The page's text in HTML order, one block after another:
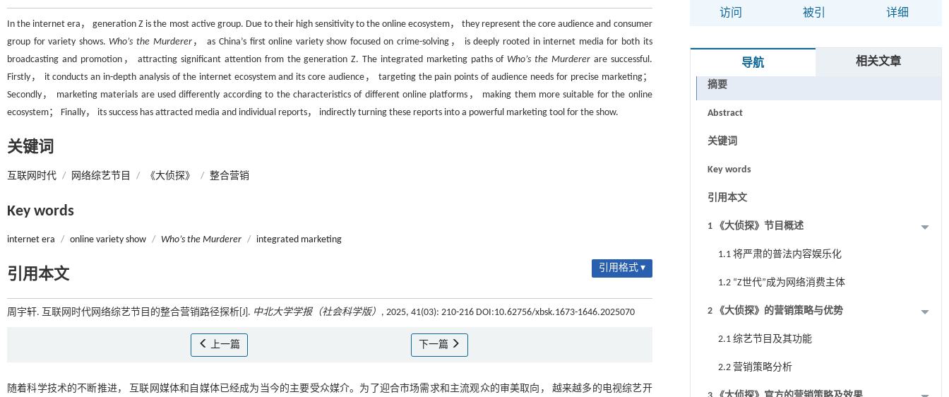
In the internet era， generation Z is the most active group. Due to their high sensitivity to the online ecosystem， they represent the core audience and consumer
group for variety shows.Who’s the Murderer， as China’s first online variety show focused on crime-solving， is deeply rooted in internet media for both its
broadcasting and promotion， attracting significant attention from the generation Z. The integrated marketing paths ofWho’s the Murdererare successful.
Firstly， it conducts an in-depth analysis of the internet ecosystem and its core audience， targeting the pain points of audience needs for precise marketing；
Secondly， marketing materials are used differently according to the characteristics of different online platforms， making them more suitable for the online
ecosystem； Finally， its success has attracted media and individual reports， indirectly turning these reports into a powerful marketing tool for the show.
关键词
互联网时代 / 网络综艺节目 / 《大侦探》 / 整合营销
Key words
internet era / online variety show / Who’s the Murderer / integrated marketing
引用本文 引用格式 ▾
周宇轩. 互联网时代网络综艺节目的整合营销路径探析[J]. 中北大学学报（社会科学版） , 2025, 41(03): 210-216 DOI:10.62756/xbsk.1673-1646.2025070
上一篇 下一篇
随着科学技术的不断推进， 互联网媒体和自媒体已经成为当今的主要受众媒介。为了迎合市场需求和主流观众的审美取向， 越来越多的电视综艺开
访问 被引 详细
导航 相关文章
摘要
Abstract
关键词
Key words
引用本文
1 《大侦探》节目概述
1.1 将严肃的普法内容娱乐化
1.2 “Z世代”成为网络消费主体
2 《大侦探》的营销策略与优势
2.1 综艺节目及其功能
2.2 营销策略分析